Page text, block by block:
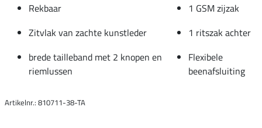
Rekbaar
1 GSM zijzak
Zitvlak van zachte kunstleder
1 ritszak achter
brede tailleband met 2 knopen en
riemlussen
Flexibele
beenafsluiting
Artikelnr.: 810711-38-TA